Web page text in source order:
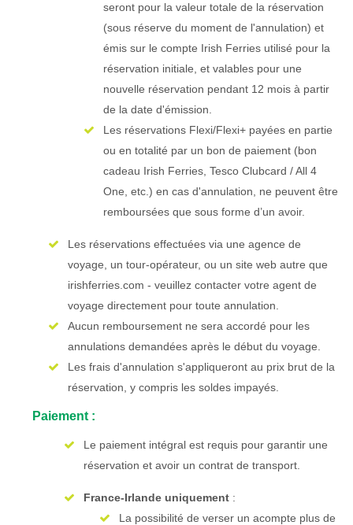
seront pour la valeur totale de la réservation
(sous réserve du moment de l'annulation) et
émis sur le compte Irish Ferries utilisé pour la
réservation initiale, et valables pour une
nouvelle réservation pendant 12 mois à partir
de la date d'émission.
Les réservations Flexi/Flexi+ payées en partie
ou en totalité par un bon de paiement (bon
cadeau Irish Ferries, Tesco Clubcard / All 4
One, etc.) en cas d'annulation, ne peuvent être
remboursées que sous forme d’un avoir.
Les réservations effectuées via une agence de
voyage, un tour-opérateur, ou un site web autre que
irishferries.com - veuillez contacter votre agent de
voyage directement pour toute annulation.
Aucun remboursement ne sera accordé pour les
annulations demandées après le début du voyage.
Les frais d'annulation s'appliqueront au prix brut de la
réservation, y compris les soldes impayés.
Paiement :
Le paiement intégral est requis pour garantir une
réservation et avoir un contrat de transport.
France-Irlande uniquement:
La possibilité de verser un acompte plus de